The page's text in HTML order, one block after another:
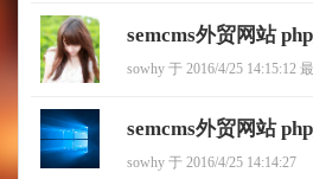
semcms外贸网站
sowhy 于 2016/4/25 14:15:12
semcms外贸网站
sowhy 于 2016/4/25 14:14:27